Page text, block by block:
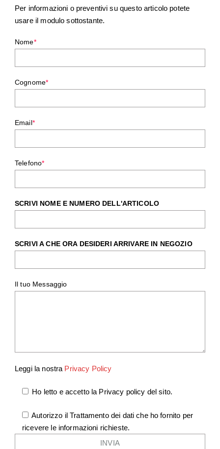
Per informazioni o preventivi su questo articolo potete
usare il modulo sottostante.
Nome*
Cognome*
Email*
Telefono*
SCRIVI NOME E NUMERO DELL'ARTICOLO
SCRIVI A CHE ORA DESIDERI ARRIVARE IN NEGOZIO
Il tuo Messaggio
Leggi la nostra Privacy Policy
Ho letto e accetto la Privacy policy del sito.
Autorizzo il Trattamento dei dati che ho fornito per
ricevere le informazioni richieste.